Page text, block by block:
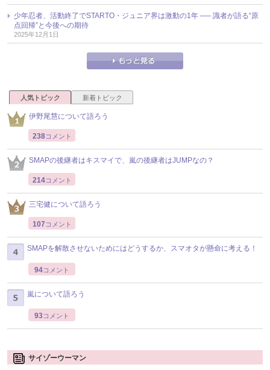
少年忍者、活動終了でSTARTO・ジュニア界は激動の1年 ── 識者が語る“原
点回帰”と今後への期待
2025年12月1日
人気トピック 新着トピック
伊野尾慧について語ろう
238コメント
SMAPの後継者はキスマイで、嵐の後継者はJUMPなの？
214コメント
三宅健について語ろう
107 コメント
SMAPを解散させないためにはどうするか、スマオタが懸命に考える！
94コメント
嵐について語ろう
93コメント
サイゾーウーマン